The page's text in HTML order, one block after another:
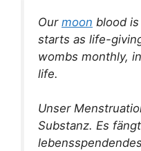
Our moon blood
starts as life-
wombs monthly,
life.
Unser
Substanz. Es